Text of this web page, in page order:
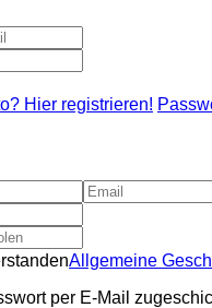
Hier registrieren!
Allgemeine
per E-Mail